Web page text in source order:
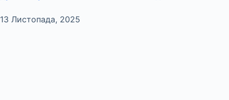
13 Листопада, 2025